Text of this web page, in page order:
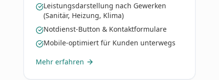
Leistungsdarstellung nach Gewerken
(Sanitär, Heizung, Klima)
Notdienst-Button & Kontaktformulare
Mobile-optimiert für Kunden unterwegs
Mehr erfahren